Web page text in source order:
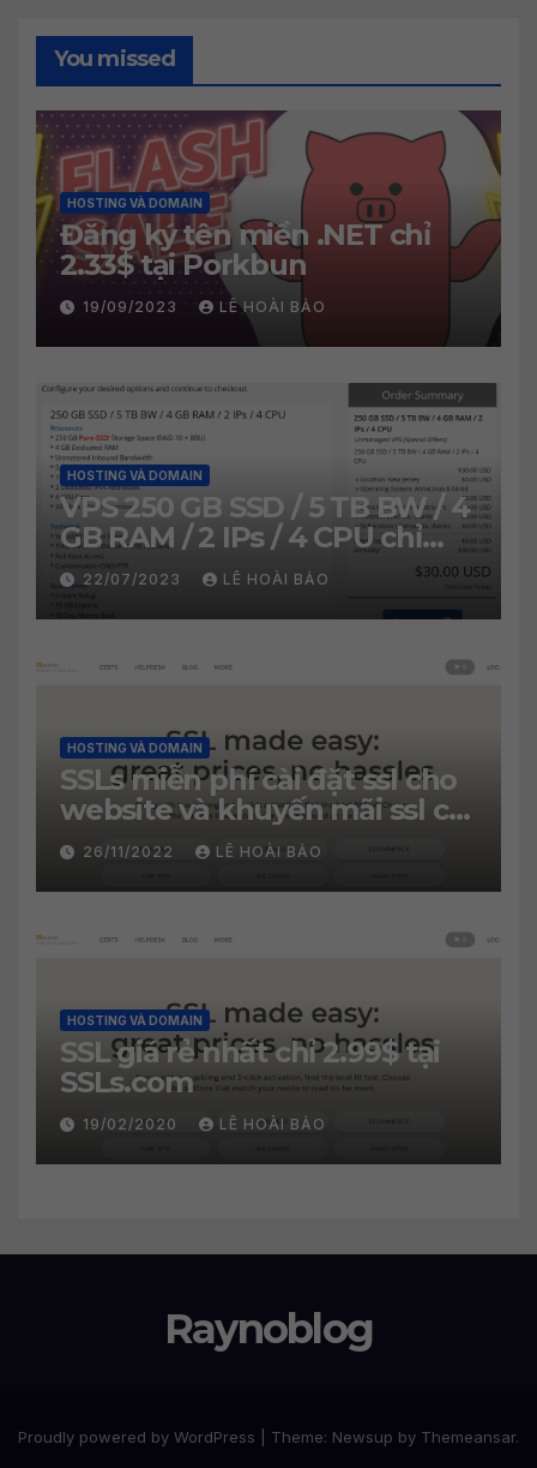
You missed
HOSTING VÀ DOMAIN
Đăng ký tên miền .NET chỉ
2.33$ tại Porkbun
19/09/2023 LÊ HOÀI BẢO
HOSTING VÀ DOMAIN
VPS 250 GB SSD / 5 TB BW / 4
GB RAM / 2 IPs / 4 CPU chỉ
30$/năm
22/07/2023 LÊ HOÀI BẢO
HOSTING VÀ DOMAIN
SSLs miễn phí cài đặt ssl cho
website và khuyến mãi ssl chỉ
2.99$
26/11/2022 LÊ HOÀI BẢO
HOSTING VÀ DOMAIN
SSL giá rẻ nhất chỉ 2.99$ tại
SSLs.com
19/02/2020 LÊ HOÀI BẢO
Raynoblog
Proudly powered by WordPress Theme: Newsup by Themeansar.